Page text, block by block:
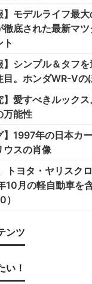
】モデルライフ最
底された最新マ
ト
】シンプル＆タフ
目。ホンダWR-Vの
】愛すべきルック
万能性
】1997年の日本カ
ウスの肖像
トヨタ・ヤリスク
月の軽自動車を
ンツ
い！